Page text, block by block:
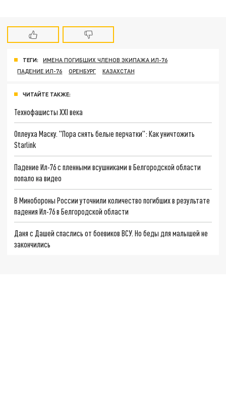
ТЕГИ:
ИМЕНА ПОГИБШИХ ЧЛЕНОВ ЭКИПАЖА ИЛ-76
ПАДЕНИЕ ИЛ-76
ОРЕНБУРГ КАЗАХСТАН
ЧИТАЙТЕ ТАКЖЕ:
Технофашисты XXI века
Оплеуха Маску. "Пора снять белые перчатки": Как уничтожить
Starlink
Падение Ил-76 с пленными всушниками в Белгородской области
попало на видео
В Минобороны России уточнили количество погибших в результате
падения Ил-76 в Белгородской области
Даня с Дашей спаслись от боевиков ВСУ. Но беды для малышей не
закончились